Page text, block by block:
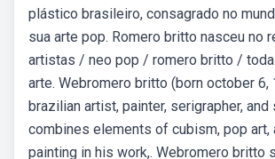
plástico brasileiro, consagrado no
sua arte pop. Romero britto nasceu no
artistas / neo pop / romero britto /
arte. Webromero britto (born october 6,
brazilian artist, painter, serigrapher, and
combines elements of cubism, pop art,
painting in his work,. Webromero britto